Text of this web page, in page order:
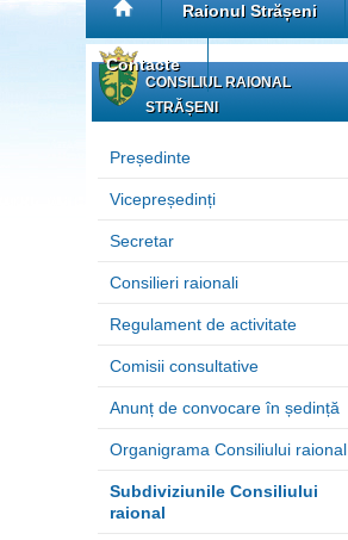
Raionul Strășeni
Contacte
CONSILIUL RAIONAL
STRĂȘENI
Președinte
Vicepreședinți
Secretar
Consilieri raionali
Regulament de activitate
Comisii consultative
Anunț de convocare în ședință
Organigrama Consiliului raional
Subdiviziunile Consiliului
raional